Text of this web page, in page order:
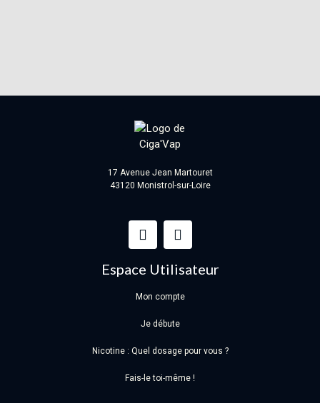
17 Avenue Jean Martouret
43120 Monistrol-sur-Loire
Espace Utilisateur
Mon compte
Je débute
Nicotine : Quel dosage pour vous ?
Fais-le toi-même !